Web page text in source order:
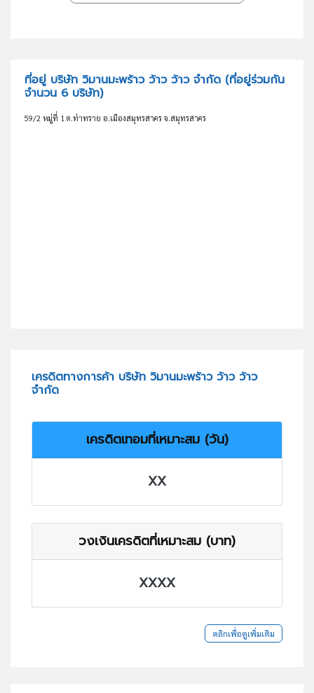
ที่อยู่ บริษัท วิมานมะพร้าว ว้าว ว้าว จำกัด (ที่อยู่ร่วมกัน
จำนวน 6 บริษัท)
59/2 หมู่ที่ 1 ต.ท่าทราย อ.เมืองสมุทรสาคร จ.สมุทรสาคร
เครดิตทางการค้า บริษัท วิมานมะพร้าว ว้าว ว้าว
จำกัด
เครดิตเทอมที่เหมาะสม (วัน)
XX
วงเงินเครดิตที่เหมาะสม (บาท)
XXXX
คลิกเพื่อดูเพิ่มเติม